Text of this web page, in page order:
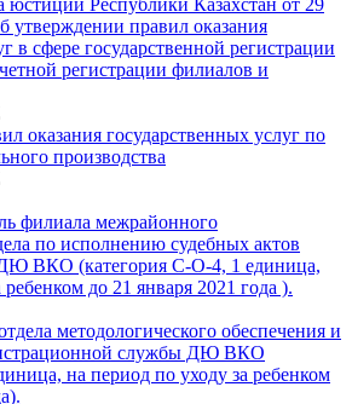
утверждении правил оказания
в сфере государственной регистрации
регистрации филиалов и
оказания государственных услуг по
производства
филиала межрайонного
по исполнению судебных актов
ДЮ ВКО (категория С-О-4, 1 единица,
до 21 января 2021 года ).
методологического обеспечения и
службы ДЮ ВКО
на период по уходу за ребенком